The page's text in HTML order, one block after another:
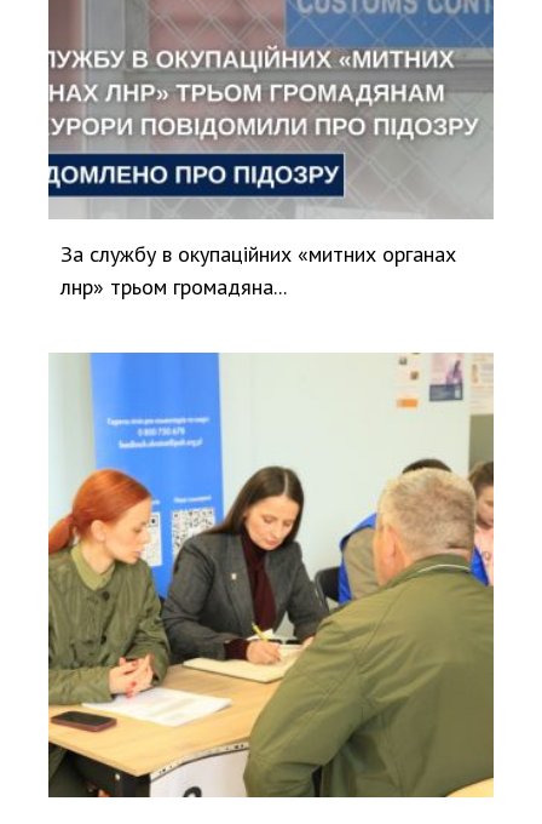
За службу в окупаційних «митних органах
лнр» трьом громадяна...